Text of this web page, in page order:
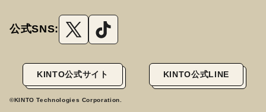
公式SNS:
KINTO公式サイト KINTO公式LINE
©KINTO Technologies Corporation.